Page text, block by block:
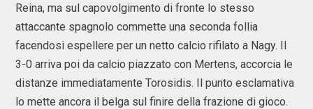
Reina, ma sul capovolgimento di fronte lo stesso
attaccante spagnolo commette una seconda follia
facendosi espellere per un netto calcio rifilato a Nagy. Il
3-0 arriva poi da calcio piazzato con Mertens, accorcia le
distanze immediatamente Torosidis. Il punto esclamativa
lo mette ancora il belga sul finire della frazione di gioco.